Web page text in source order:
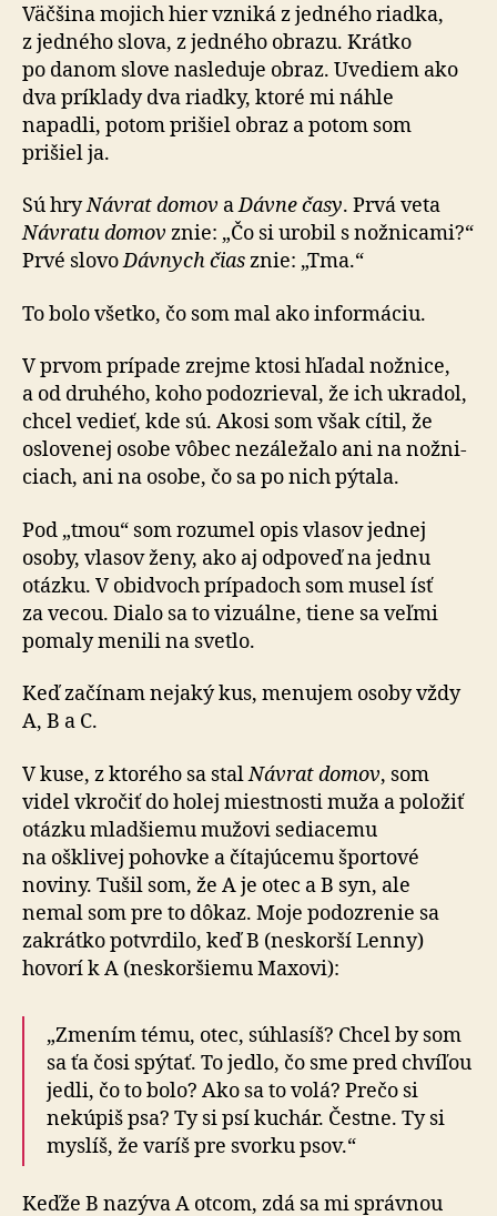
Väčšina mojich hier vzniká z jedného riadka,
z jedného slova, z jedného obrazu. Krátko
po danom slove nasleduje obraz. Uvediem ako
dva príklady dva riadky, ktoré mi náhle
napadli, potom prišiel obraz a potom som
prišiel ja.
Sú hryNávrat domov aDávne časy. Prvá veta
Návratu domov znie: „Čo si urobil s nožnicami?“
Prvé slovoDávnych čiasznie: „Tma.“
To bolo všetko, čo som mal ako informáciu.
V prvom prípade zrejme ktosi hľadal nožnice,
a od dru­hé­ho, koho podozrieval, že ich ukradol,
chcel vedieť, kde sú. Akosi som však cítil, že
oslovenej osobe vôbec nezá­le­žalo ani na nož­ni­
ciach, ani na osobe, čo sa po nich pýtala.
Pod „tmou“ som rozumel opis vlasov jednej
osoby, vlasov ženy, ako aj odpoveď na jednu
otázku. V obidvoch prípadoch som musel ísť
za vecou. Dialo sa to vizuálne, tiene sa veľmi
pomaly menili na svetlo.
Keď začínam nejaký kus, menujem osoby vždy
A, B a C.
V kuse, z ktorého sa stalNávrat domov, som
videl vkročiť do holej miestnosti muža a položiť
otázku mladšiemu mužovi sediacemu
na ošklivej pohovke a čí­ta­jú­cemu športové
noviny. Tušil som, že A je otec a B syn, ale
nemal som pre to dôkaz. Moje podozrenie sa
zakrátko potvrdilo, keď B (neskorší Lenny)
hovorí k A (neskoršiemu Maxovi):
„Zmením tému, otec, súhlasíš? Chcel by som
sa ťa čosi spýtať. To jedlo, čo sme pred chví­ľou
jedli, čo to bolo? Ako sa to volá? Prečo si
nekúpiš psa? Ty si psí kuchár. Čestne. Ty si
myslíš, že varíš pre svorku psov.“
Keďže B nazýva A otcom, zdá sa mi správnou